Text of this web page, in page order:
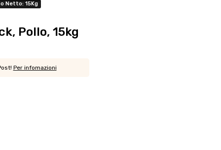
Netto: 15Kg
Pollo, 15kg
! Per infomazioni